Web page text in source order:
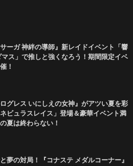
サーガ 神絆の導師』新レイドイベント「響
ス」で推しと強くなろう！期間限定イベ
！
ログレス いにしえの女神』がアツい夏を彩
ビュラスレイス」登場＆豪華イベント満
夏は終わらない！
夢の対局！『コナステ メダルコーナー』